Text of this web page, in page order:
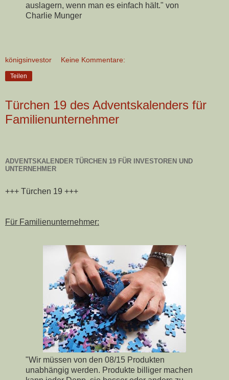
auslagern, wenn man es einfach hält." von
Charlie Munger
königsinvestor Keine Kommentare:
Teilen
Türchen 19 des Adventskalenders für
Familienunternehmer
ADVENTSKALENDER TÜRCHEN 19 FÜR INVESTOREN UND
UNTERNEHMER
+++ Türchen 19 +++
Für Familienunternehmer:
"Wir müssen von den 08/15 Produkten
unabhängig werden. Produkte billiger machen